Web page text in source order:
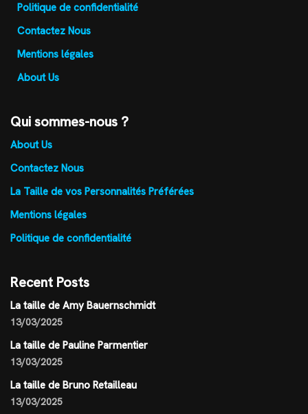
Politique de confidentialité
Contactez Nous
Mentions légales
About Us
Qui sommes-nous ?
About Us
Contactez Nous
La Taille de vos Personnalités Préférées
Mentions légales
Politique de confidentialité
Recent Posts
La taille de Amy Bauernschmidt
13/03/2025
La taille de Pauline Parmentier
13/03/2025
La taille de Bruno Retailleau
13/03/2025